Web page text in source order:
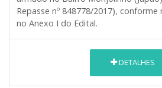
Repasse nº 848778/2017),
no Anexo I do Edital.
DETALHES